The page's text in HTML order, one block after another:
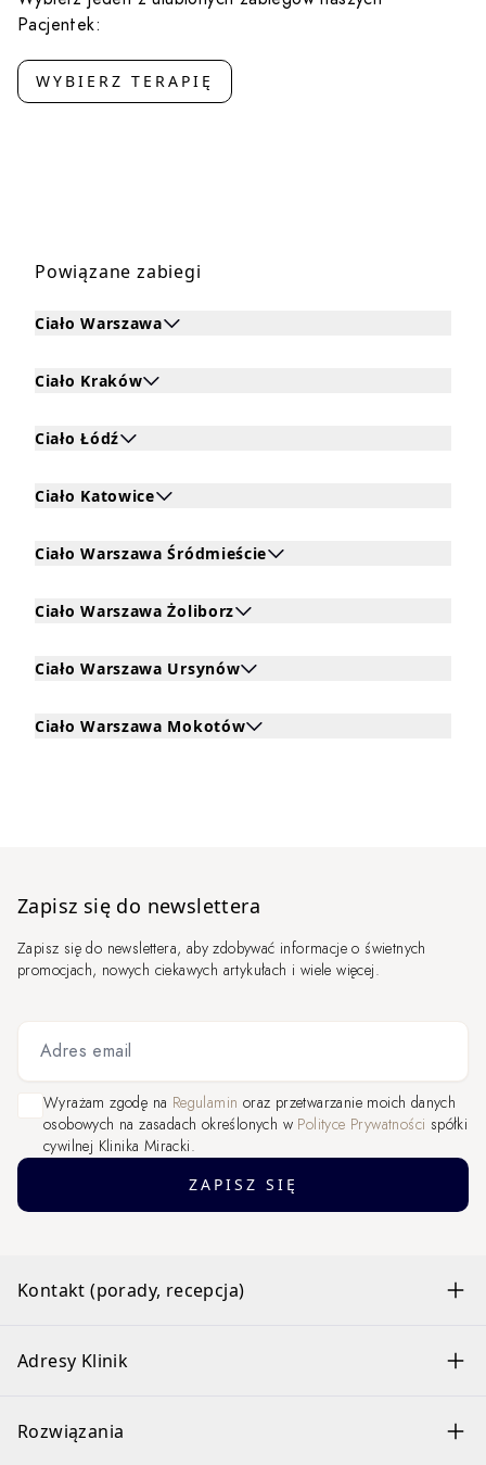
Pacjentek:
WYBIERZ TERAPIĘ
Powiązane zabiegi
Ciało Warszawa
Kliknij, aby rozwinąć i zobaczyć zabiegi dla Ciało
Ciało Kraków
Kliknij, aby rozwinąć i zobaczyć zabiegi dla Ciało Kraków
Ciało Łódź
Kliknij, aby rozwinąć i zobaczyć zabiegi dla Ciało Łódź
Ciało Katowice
Kliknij, aby rozwinąć i zobaczyć zabiegi dla Ciało
Ciało Warszawa Śródmieście
Kliknij, aby rozwinąć i zobaczyć zabiegi dla Ciało
Ciało Warszawa Żoliborz
Kliknij, aby rozwinąć i zobaczyć zabiegi dla Ciało
Ciało Warszawa Ursynów
Kliknij, aby rozwinąć i zobaczyć zabiegi dla Ciało
Ciało Warszawa Mokotów
Kliknij, aby rozwinąć i zobaczyć zabiegi dla Ciało
Zapisz się do newslettera
Zapisz się do newslettera, aby zdobywać informacje o świetnych
promocjach, nowych ciekawych artykułach i wiele więcej.
Adres email
Wyrażam zgodę na Regulamin oraz przetwarzanie moich danych
osobowych na zasadach określonych w Polityce Prywatności spółki
cywilnej Klinika Miracki.
ZAPISZ SIĘ
Kontakt (porady, recepcja)
Adresy Klinik
Rozwiązania